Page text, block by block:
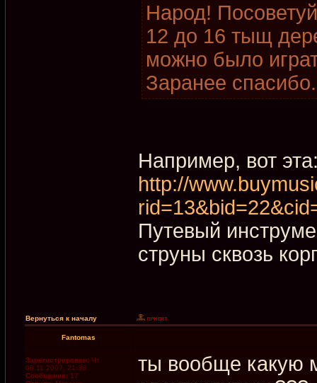
Народ!
12 до 16 тыщ
можно было
Заранее спасибо.
Например, вот
http://
Путевый
струны сквозь
Вернуться к началу
Fantomas
Зарегистрирован: Чт
08.11.2007, 21:38
Сообщения: 17
ты вообще какую